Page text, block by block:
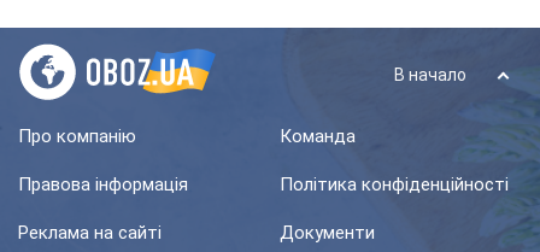
В начало
Про компанію Команда
Правова інформація Політика конфіденційності
Реклама на сайті Документи